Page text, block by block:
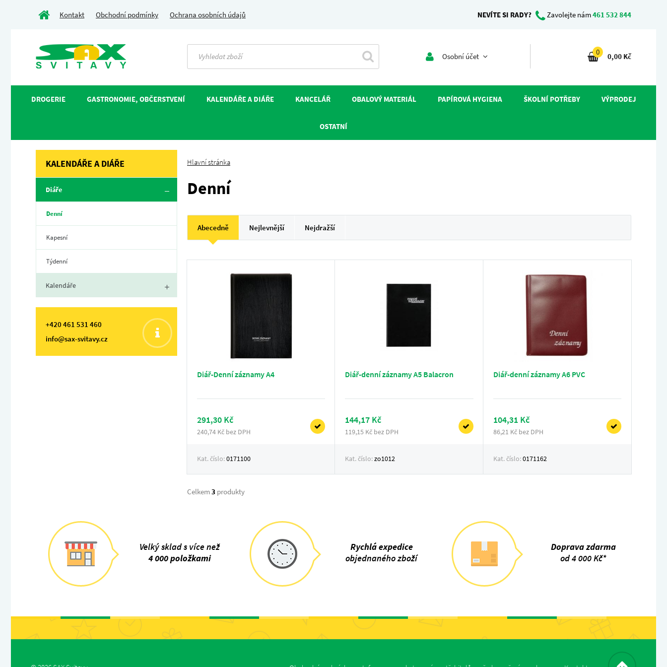
Kontakt Obchodní podmínky Ochrana osobních údajů NEVÍTE SI RADY? Zavolejte nám461 532 844
Osobní účet 0 0,00 Kč
DROGERIE GASTRONOMIE, OBČERSTVENÍ KALENDÁŘE A DIÁŘE KANCELÁŘ OBALOVÝ MATERIÁL PAPÍROVÁ HYGIENA ŠKOLNÍ POTŘEBY VÝPRODEJ
OSTATNÍ
KALENDÁŘE A DIÁŘE
Diáře
Denní
Kapesní
Týdenní
Kalendáře
+420 461 531 460
info@sax-svitavy.cz
Hlavní stránka
Denní
Abecedně Nejlevnější Nejdražší
Diář-Denní záznamy A4
291,30 Kč
240,74 Kč bez DPH
Kat. číslo:0171100
Diář-denní záznamy A5 Balacron
144,17 Kč
119,15 Kč bez DPH
Kat. číslo:zo1012
Diář-denní záznamy A6 PVC
104,31 Kč
86,21 Kč bez DPH
Kat. číslo:0171162
Celkem3 produkty
Velký sklad s více než
4 000 položkami
Rychlá expedice
objednaného zboží
Doprava zdarma
od 4 000 Kč*